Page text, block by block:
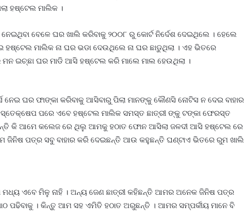
ହଷ୍ଟେଲ ମାଲିକ ।
ବେଳେ ଘର ଖାଲି କରିବାକୁ ୨୦୦୮ ରୁ କୋର୍ଟ ନିର୍ଦେଶ ଦେଇଥିଲେ । ହେଲେ
ହଷ୍ଟେଲ ମାଲିକ ନା ଘର ଭଡା ଦେଉଥିଲେ ନା ଘର ଛାଡୁଥିଲା । ଏହ ଭିତରେ
ମନ ଇଚ୍ଛା ଘର ମାଡି ଆସି ହଷ୍ଟେଲ କରି ମାଲେ ମାଲ ହେଉଥିଲା ।
ନେଇ ଘର ଫାଙ୍କା କରିବାକୁ ଆସିବାରୁ ପିଲା ମାନଙ୍କୁ କୌଣସି ନୋଟିସ ନ ଦେଇ ବାହାର
ପରେ ଏବେ ହଷ୍ଟେଲ ମାଲିକ ସମସ୍ତ ଛାତ୍ରୀ ଙ୍କୁ ଟଙ୍କା ଫେରସ୍ତ
କି ଆମେ କଲେଜ ରେ ଥିଲୁ ଆମକୁ ହଠାତ ଫୋନ ଆସିଲା ଜଳଦୀ ଆସି ହଷ୍ଟେଲ ରେ
ଜିନିଷ ପତ୍ର ସବୁ ବାହାର କରି ଦେଇଛନ୍ତି ଆଉ କହୁଛନ୍ତି ଘଣ୍ଟାଏ ଭିତରେ ରୁମ ଖାଲି
ଏବେ ମିଳୁ ନାହି । ଅନ୍ୟ ଜେଣ ଛାତ୍ରୀ କହିଛନ୍ତି ଆମର ଅନେକ ଜିନିଷ ପତ୍ର
ପଢିବାକୁ । କିନ୍ତୁ ଆମ ସହ ଏମିତି ହଠାତ ଅରୁଛନ୍ତି । ଆମର ସମ୍ପର୍କୀୟ ମାନେ ବି